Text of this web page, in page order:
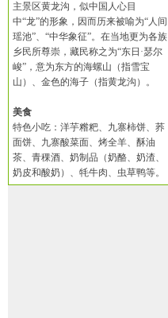
主景区黄龙沟，似中国人心目
中“龙”的形象，因而历来被喻为“人间
瑶池”、“中华象征”。在当地更为各族
乡民所尊崇，藏民称之为“东日·瑟尔
峻”，意为东方的海螺山（指雪宝
山）、金色的海子（指黄龙沟）。
美食
特色小吃：洋芋糌粑、九寨柿饼、荞
面饼、九寨酸菜面、烤全羊、酥油
茶、青稞酒、奶制品（奶酪、奶渣、
奶皮和酸奶）、牦牛肉、虫草鸭等。